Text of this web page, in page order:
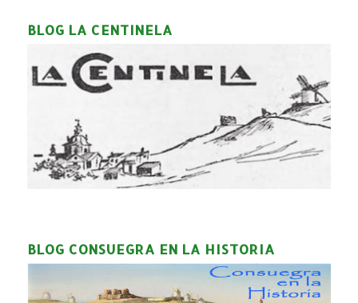
BLOG LA CENTINELA
BLOG CONSUEGRA EN LA HISTORIA